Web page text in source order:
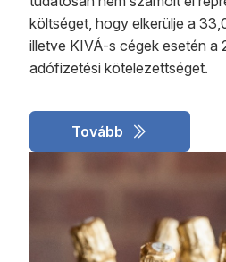
költséget, hogy elkerülje a
illetve KIVÁ-s cégek esetén a
adófizetési kötelezettséget.
Tovább